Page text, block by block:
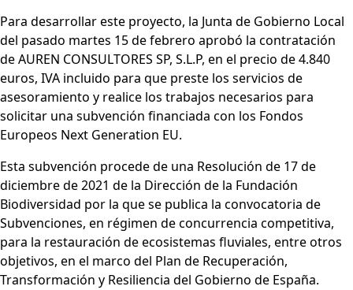
Para desarrollar este proyecto, la Junta de Gobierno Local
del pasado martes 15 de febrero aprobó la contratación
de AUREN CONSULTORES SP, S.L.P, en el precio de 4.840
euros, IVA incluido para que preste los servicios de
asesoramiento y realice los trabajos necesarios para
solicitar una subvención financiada con los Fondos
Europeos Next Generation EU.
Esta subvención procede de una Resolución de 17 de
diciembre de 2021 de la Dirección de la Fundación
Biodiversidad por la que se publica la convocatoria de
Subvenciones, en régimen de concurrencia competitiva,
para la restauración de ecosistemas fluviales, entre otros
objetivos, en el marco del Plan de Recuperación,
Transformación y Resiliencia del Gobierno de España.